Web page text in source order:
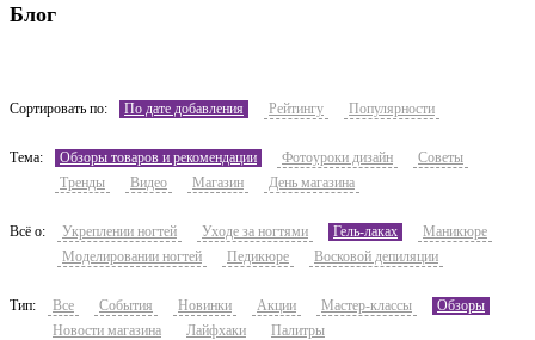
Блог
Сортировать по: По дате добавления Рейтингу Популярности
Тема: Обзоры товаров и рекомендации Фотоуроки дизайн
Советы
Тренды
Видео Магазин День магазина
Всё о: Укреплении ногтей Уходе за ногтями Гель-лаках
Маникюре
Моделировании ногтей
Педикюре Восковой депиляции
Тип: Все События Новинки Акции Мастер-классы
Обзоры
Новости магазина
Лайфхаки Палитры